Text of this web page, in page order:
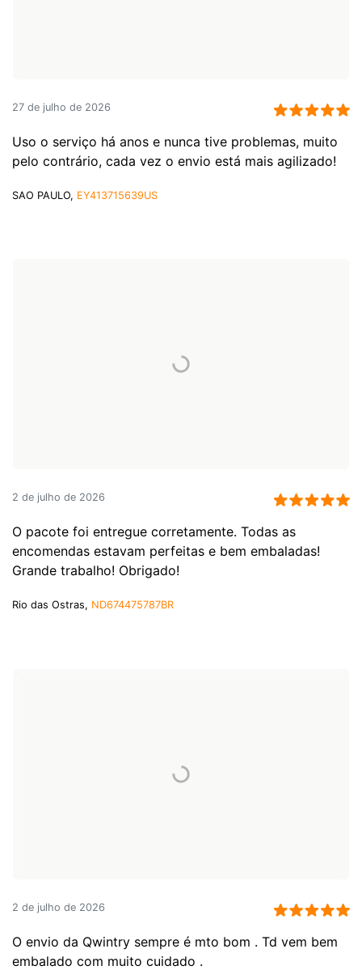
27 de julho de 2026
Uso o serviço há anos e nunca tive problemas, muito
pelo contrário, cada vez o envio está mais agilizado!
SAO PAULO, EY413715639US
2 de julho de 2026
O pacote foi entregue corretamente. Todas as
encomendas estavam perfeitas e bem embaladas!
Grande trabalho! Obrigado!
Rio das Ostras, ND674475787BR
2 de julho de 2026
O envio da Qwintry sempre é mto bom . Td vem bem
embalado com muito cuidado .